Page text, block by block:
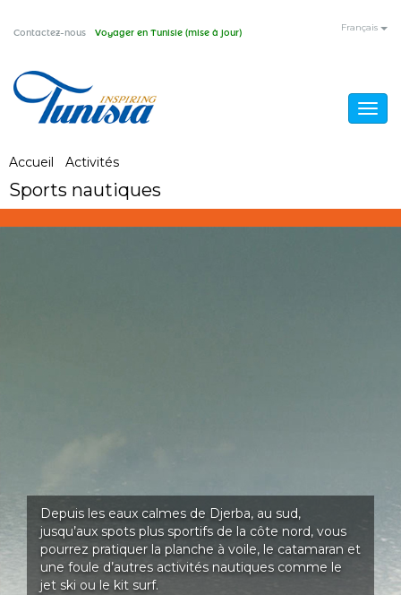
Aller
principal
Français
Contactez-nous Voyager en Tunisie (mise à jour)
Vous
êtes
ici
Accueil Activités
Sports nautiques
Depuis les eaux calmes de Djerba, au sud,
jusqu’aux spots plus sportifs de la côte nord, vous
pourrez pratiquer la planche à voile, le catamaran et
une foule d’autres activités nautiques comme le
jet ski ou le kit surf.